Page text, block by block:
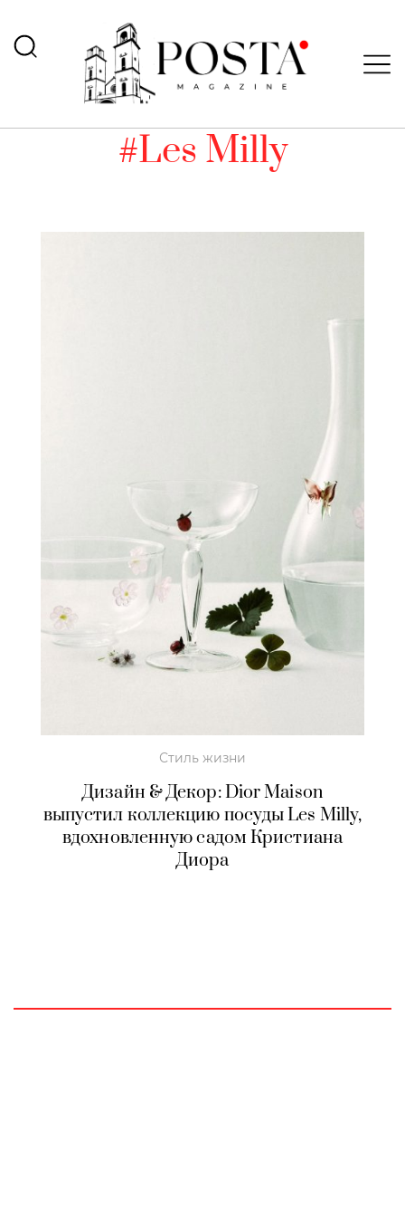
#Les Milly
Стиль жизни
Дизайн & Декор: Dior Maison
выпустил коллекцию посуды Les Milly,
вдохновленную садом Кристиана
Диора